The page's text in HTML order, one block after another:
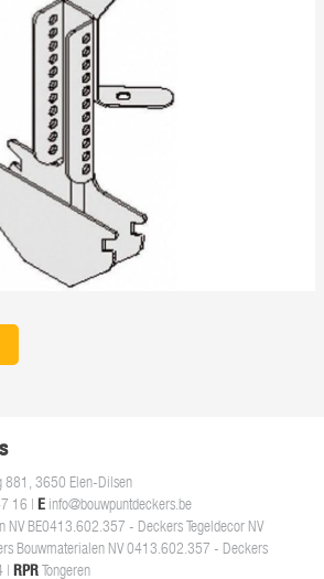
881, 3650 Elen-Dilsen
16 | E info@bouwpuntdeckers.be
NV BE0413.602.357 - Deckers Tegeldecor NV
Bouwmaterialen NV 0413.602.357 - Deckers
| RPRTongeren